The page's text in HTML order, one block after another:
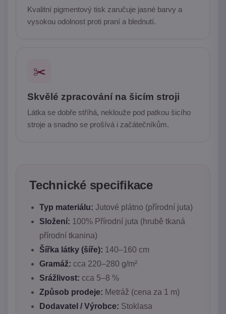
Kvalitní pigmentový tisk zaručuje jasné barvy a
vysokou odolnost proti praní a blednutí.
✂️
Skvělé zpracování na šicím stroji
Látka se dobře stříhá, neklouže pod patkou šicího
stroje a snadno se prošívá i začátečníkům.
Technické specifikace
Typ materiálu: Jutové plátno (přírodní juta)
Složení: 100% Přírodní juta (hrubě tkaná
přírodní tkanina)
Šířka látky (šíře): 140–160 cm
Gramáž: cca 220–280 g/m²
Srážlivost: cca 5–8 %
Způsob prodeje: Metráž (cena za 1 m)
Dodavatel / Výrobce: Stoklasa